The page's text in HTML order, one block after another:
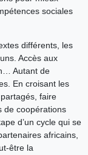
sociales
différents, les
Accès aux
Autant de
En croisant les
faire
de coopérations
d’un cycle qui se
africains,
être la